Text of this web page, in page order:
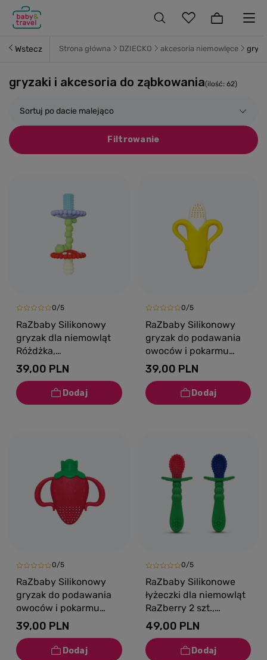
Wstecz Strona główna DZIECKO akcesoria niemowlęce
gryzaki i akcesoria do ząbkowania(ilość: 62)
Sortuj po dacie malejąco
Filtrowanie
0/5
RaZbaby Silikonowy
gryzak dla niemowląt
Różdżka,
wielokolorowy, 3m+
39,00 PLN
0/5
RaZbaby Silikonowy
gryzak do podawania
owoców i pokarmu
Fruitique Banan, 6m+
39,00 PLN
0/5
RaZbaby Silikonowy
gryzak do podawania
owoców i pokarmu
Fruitique Truskawka,
6m+
39,00 PLN
0/5
RaZbaby Silikonowe
łyżeczki dla niemowląt
RaZberry 2 szt.,
czerwona i niebieska,
6m+
49,00 PLN